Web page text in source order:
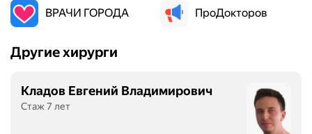
ВРАЧИ ГОРОДА ПроДокторов
Другие хирурги
Кладов Евгений Владимирович
Стаж 7 лет